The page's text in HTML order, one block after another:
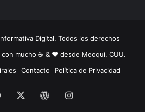
Digital. Todos los derechos
mucho ☕️ & ❤️ desde Meoqui, CUU.
Contacto Política de Privacidad
Facebook WordPressInstagram